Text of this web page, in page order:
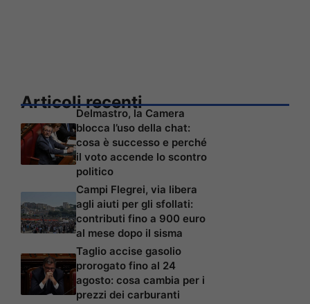
Articoli recenti
Delmastro, la Camera
blocca l’uso della chat:
cosa è successo e perché
il voto accende lo scontro
politico
Campi Flegrei, via libera
agli aiuti per gli sfollati:
contributi fino a 900 euro
al mese dopo il sisma
Taglio accise gasolio
prorogato fino al 24
agosto: cosa cambia per i
prezzi dei carburanti